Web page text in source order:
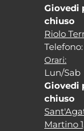
Giovedi
chiuso
Riolo
Tel
Orari:
Lun/Sab
Giovedi
chiuso
Martino